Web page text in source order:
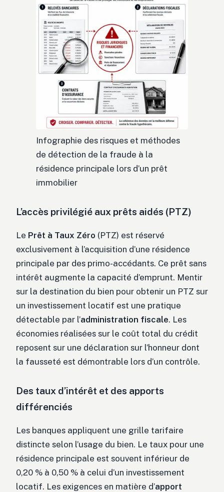
Infographie des risques et méthodes
de détection de la fraude à la
résidence principale lors d’un prêt
immobilier
L’accès privilégié aux prêts aidés (PTZ)
Le Prêt à Taux Zéro (PTZ) est réservé
exclusivement à l’acquisition d’une résidence
principale par des primo-accédants. Ce prêt sans
intérêt augmente la capacité d’emprunt. Mentir
sur la destination du bien pour obtenir un PTZ sur
un investissement locatif est une pratique
détectable par l’administration fiscale. Les
économies réalisées sur le coût total du crédit
reposent sur une déclaration sur l’honneur dont
la fausseté est démontrable lors d’un contrôle.
Des taux d’intérêt et des apports
différenciés
Les banques appliquent une grille tarifaire
distincte selon l’usage du bien. Le taux pour une
résidence principale est souvent inférieur de
0,20 % à 0,50 % à celui d’un investissement
locatif. Les exigences en matière d’apport